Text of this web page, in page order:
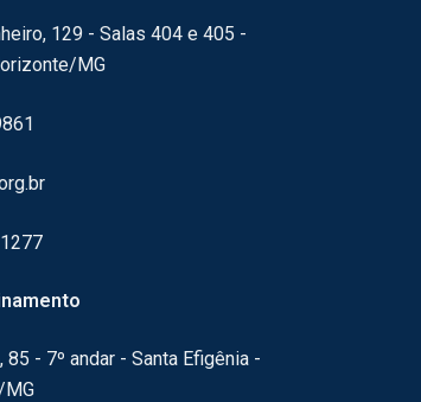
129 - Salas 404 e 405 -
MG
85 - 7º andar - Santa Efigênia -